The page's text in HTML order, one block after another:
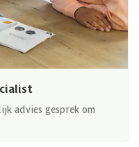
advies gesprek om